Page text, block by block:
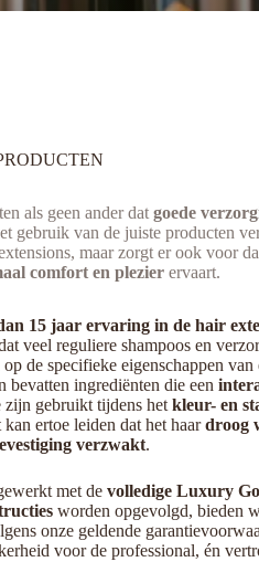
als geen ander dat goede
gebruik van de juiste producten
maar zorgt er ook voor
comfort en plezier ervaart.
15 jaar ervaring in de hair
veel reguliere shampoos en
de specifieke eigenschappen van
bevatten ingrediënten die een
zijn gebruikt tijdens het kleur- en
ertoe leiden dat het haardroog
verzwakt.
met de volledige Luxury
worden opgevolgd, bieden
onze geldende
voor de professional, én